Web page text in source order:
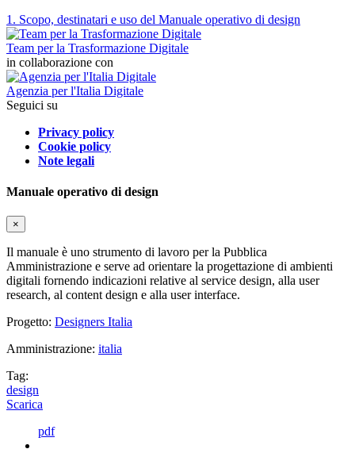
1. Scopo, destinatari e uso del Manuale operativo di design
Team per la Trasformazione Digitale
in collaborazione con
Agenzia per l'Italia Digitale
Seguici su
Privacy policy
Cookie policy
Note legali
Manuale operativo di design
×
Il manuale è uno strumento di lavoro per la Pubblica
Amministrazione e serve ad orientare la progettazione di ambienti
digitali fornendo indicazioni relative al service design, alla user
research, al content design e alla user interface.
Progetto: Designers Italia
Amministrazione: italia
Tag:
design
Scarica
pdf